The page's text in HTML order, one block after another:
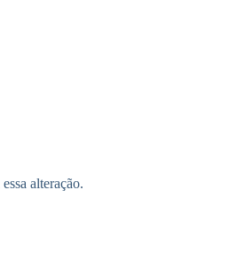
alteração.